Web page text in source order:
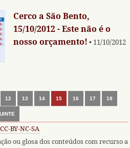
Cerco a São Bento,
15/10/2012 - Este não é o
nosso orçamento! • 11/10/2012
12 13 14 15 16 17 18
CC-BY-NC-SA
ou glosa dos conteúdos com recurso a